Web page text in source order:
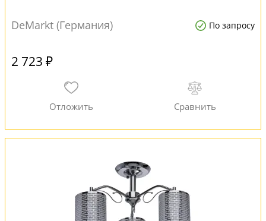
DeMarkt (Германия) По запросу
2 723 ₽